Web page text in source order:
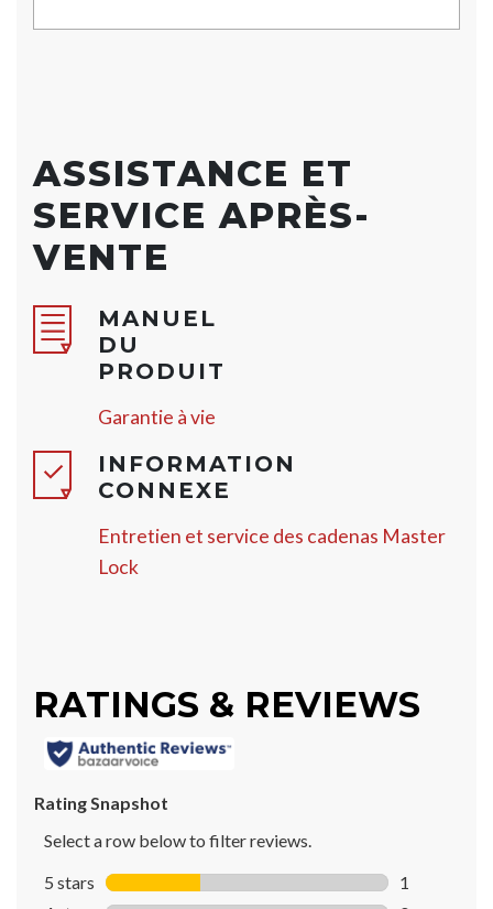
ASSISTANCE ET
SERVICE APRÈS-
VENTE
MANUEL
DU
PRODUIT
Garantie à vie
INFORMATION
CONNEXE
Entretien et service des cadenas Master
Lock